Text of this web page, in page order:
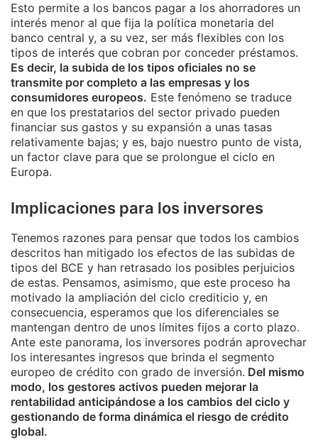
Esto permite a los bancos pagar a los ahorradores un
interés menor al que fija la política monetaria del
banco central y, a su vez, ser más flexibles con los
tipos de interés que cobran por conceder préstamos.
Es decir, la subida de los tipos oficiales no se
transmite por completo a las empresas y los
consumidores europeos. Este fenómeno se traduce
en que los prestatarios del sector privado pueden
financiar sus gastos y su expansión a unas tasas
relativamente bajas; y es, bajo nuestro punto de vista,
un factor clave para que se prolongue el ciclo en
Europa.
Implicaciones para los inversores
Tenemos razones para pensar que todos los cambios
descritos han mitigado los efectos de las subidas de
tipos del BCE y han retrasado los posibles perjuicios
de estas. Pensamos, asimismo, que este proceso ha
motivado la ampliación del ciclo crediticio y, en
consecuencia, esperamos que los diferenciales se
mantengan dentro de unos límites fijos a corto plazo.
Ante este panorama, los inversores podrán aprovechar
los interesantes ingresos que brinda el segmento
europeo de crédito con grado de inversión. Del mismo
modo, los gestores activos pueden mejorar la
rentabilidad anticipándose a los cambios del ciclo y
gestionando de forma dinámica el riesgo de crédito
global.